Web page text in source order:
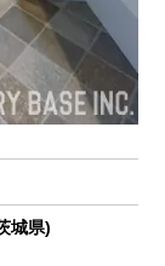
城県)